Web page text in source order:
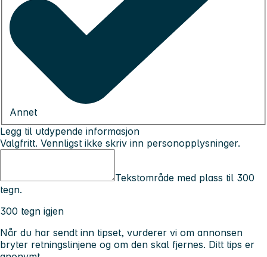
Annet
Legg til utdypende informasjon
Valgfritt. Vennligst ikke skriv inn personopplysninger.
Tekstområde med plass til 300
tegn.
300 tegn igjen
Når du har sendt inn tipset, vurderer vi om annonsen
bryter retningslinjene og om den skal fjernes. Ditt tips er